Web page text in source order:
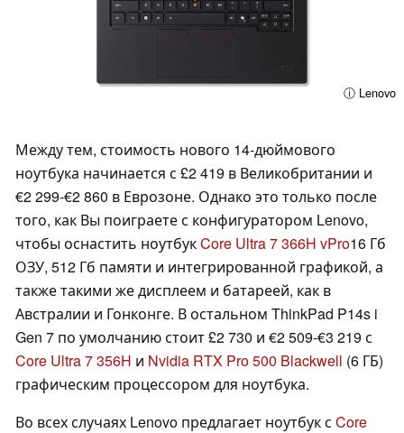
ⓘ Lenovo
Между тем, стоимость нового 14-дюймового
ноутбука начинается с £2 419 в Великобритании и
€2 299-€2 860 в Еврозоне. Однако это только после
того, как Вы поиграете с конфигуратором Lenovo,
чтобы оснастить ноутбукCore Ultra 7 366H vPro16 Гб
ОЗУ, 512 Гб памяти и интегрированной графикой, а
также такими же дисплеем и батареей, как в
Австралии и Гонконге. В остальном ThinkPad P14s i
Gen 7 по умолчанию стоит £2 730 и €2 509-€3 219 с
Core Ultra 7 356H и Nvidia RTX Pro 500 Blackwell (6 ГБ)
графическим процессором для ноутбука.
Во всех случаях Lenovo предлагает ноутбук с Core